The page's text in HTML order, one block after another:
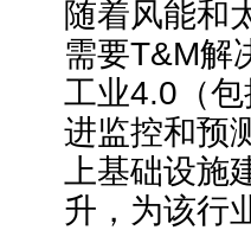
随着风能和
需要T&M解
工业4.0（
进监控和预
上基础设
升，为该行